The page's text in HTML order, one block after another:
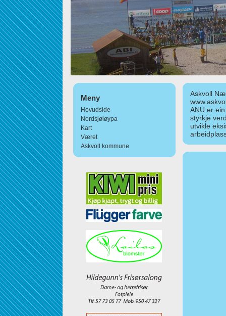
Meny
Hovudside
Nordsjøløypa
Kart
Været
Askvoll kommune
Askvoll
ANU er
styrkje
utvikle